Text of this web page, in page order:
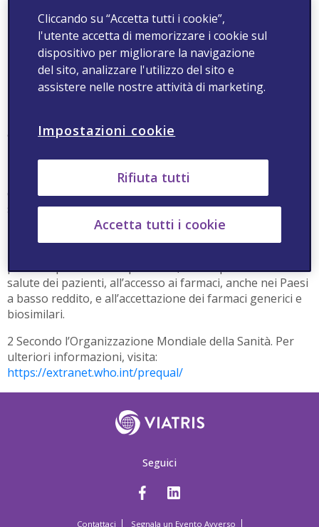
SALUTE DEI COLLABORATORI
Impegno nell'offrire un ambiente di lavoro sicuro,
positivo e produttivo che promuova l’inclusione,
l’integrità, la dignità e il rispetto reciproco.
SALUTE DELLA COMUNITÀ
opera Viatris.
SALUTE AMBIENTALE
La nostra priorità è la gestione responsabile
dell’ambiente e la promozione di attività sicure e
sostenibili.
politiche pubbliche responsabili, dando priorità alla
salute dei pazienti, all’accesso ai farmaci, anche nei Paesi
a basso reddito, e all’accettazione dei farmaci generici e
biosimilari.
2 Secondo l’Organizzazione Mondiale della Sanità. Per
ulteriori informazioni, visita:
https://extranet.who.int/prequal/
Seguici
Contattaci Segnala un Evento Avverso
Cliccando su “Accetta tutti i cookie”,
l'utente accetta di memorizzare i cookie sul
dispositivo per migliorare la navigazione
del sito, analizzare l'utilizzo del sito e
assistere nelle nostre attività di marketing.
Impostazioni cookie
Rifiuta tutti
Accetta tutti i cookie